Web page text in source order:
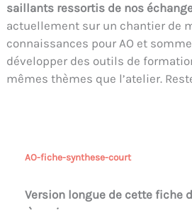
saillants ressortis de nos
actuellement sur un chantier de
connaissances pour AO et
développer des outils de
mêmes thèmes que l’atelier.
AO-fiche-synthese-court
Version longue de cette fiche